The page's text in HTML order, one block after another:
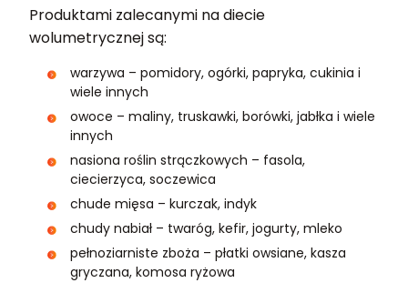
Produktami zalecanymi na diecie
wolumetrycznej są:
warzywa – pomidory, ogórki, papryka, cukinia i
wiele innych
owoce – maliny, truskawki, borówki, jabłka i wiele
innych
nasiona roślin strączkowych – fasola,
ciecierzyca, soczewica
chude mięsa – kurczak, indyk
chudy nabiał – twaróg, kefir, jogurty, mleko
pełnoziarniste zboża – płatki owsiane, kasza
gryczana, komosa ryżowa